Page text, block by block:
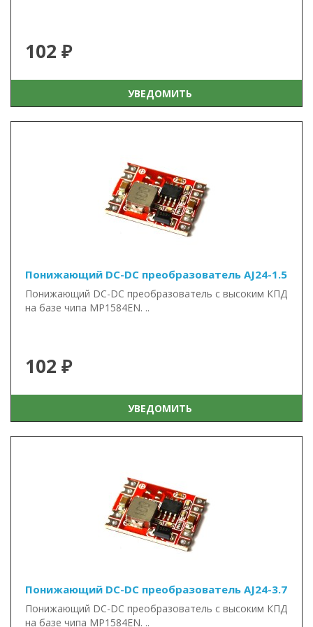
102 ₽
УВЕДОМИТЬ
Понижающий DC-DC преобразователь AJ24-1.5
Понижающий DC-DC преобразователь с высоким КПД
на базе чипа MP1584EN. ..
102 ₽
УВЕДОМИТЬ
Понижающий DC-DC преобразователь AJ24-3.7
Понижающий DC-DC преобразователь с высоким КПД
на базе чипа MP1584EN. ..